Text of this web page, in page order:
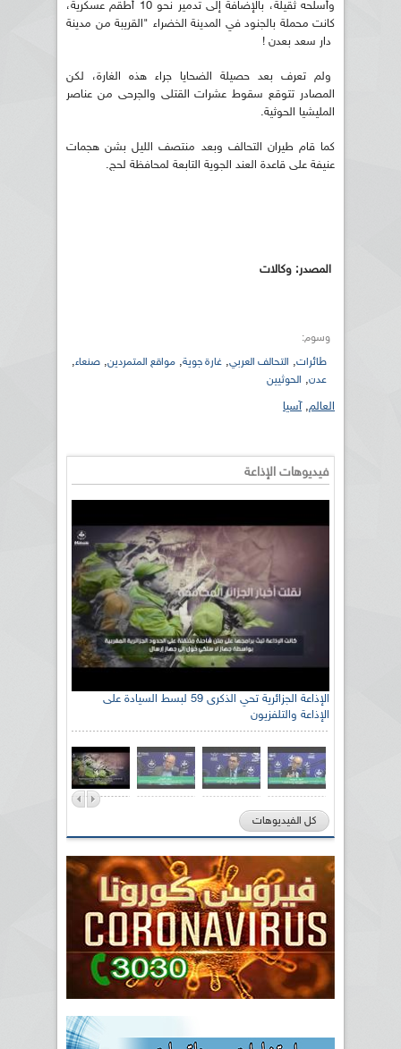
وأسلحه ثقيلة، بالإضافة إلى تدمير نحو 10 أطقم عسكرية،
كانت محملة بالجنود في المدينة الخضراء "القريبة من مدينة
دار سعد بعدن !
ولم تعرف بعد حصيلة الضحايا جراء هذه الغارة، لكن
المصادر تتوقع سقوط عشرات القتلى والجرحى من عناصر
المليشيا الحوثية.
كما قام طيران التحالف وبعد منتصف الليل بشن هجمات
عنيفة على قاعدة العند الجوية التابعة لمحافظة لحج.
المصدر: وكالات
وسوم:
طائرات, التحالف العربي, غارة جوية, مواقع المتمردين, صنعاء,
عدن, الحوثيين
العالم,آسيا
فيديوهات الإذاعة
الإذاعة الجزائرية تحي الذكرى 59 لبسط السيادة على
الإذاعة والتلفزيون
كل الفيديوهات